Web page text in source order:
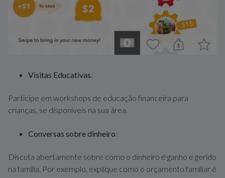
Visitas Educativas:
Participe em workshops de educação financeira para
crianças, se disponíveis na sua área.
Conversas sobre dinheiro:
Discuta abertamente sobre como o dinheiro é ganho e gerido
na família. Por exemplo, explique como o orçamento familiar é